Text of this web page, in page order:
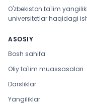
O'zbekiston ta'lim
universitetlar haqidagi
ASOSIY
Bosh sahifa
Oliy ta'lim muassasalari
Darsliklar
Yangiliklar